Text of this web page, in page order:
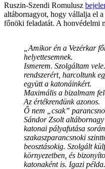
Ruszin-Szendi Romulusz
altábornagyot, hogy vállalja el
főnöki feladatát. A honvédelmi
„Amikor én a Vezérkar
helyettesemnek.
Ismerem. Szolgáltam
rendszerért, harcoltunk
együtt a katonáinkért.
Maximális a bizalmam
Az értékrendünk azonos.
Ő nem „csak”
Sándor Zsolt
katonai pályafutása
szakaszparancsnoki
beosztásokig. Szolgált
környezetben, és
katonaként is. Igazi